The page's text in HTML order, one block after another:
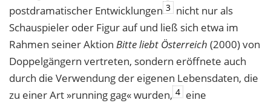
postdramatischer Entwicklungen 3 nicht nur als
Schauspieler oder Figur auf und ließ sich etwa im
Rahmen seiner Aktion Bitte liebt Österreich (2000) von
Doppelgängern vertreten, sondern eröffnete auch
durch die Verwendung der eigenen Lebensdaten, die
zu einer Art »running gag« wurden, 4 eine